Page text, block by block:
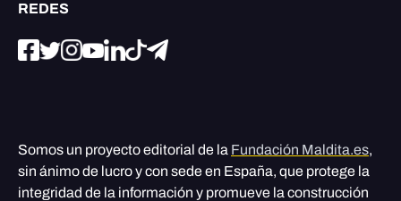
REDES
Somos un proyecto editorial de la Fundación Maldita.es,
sin ánimo de lucro y con sede en España, que protege la
integridad de la información y promueve la construcción